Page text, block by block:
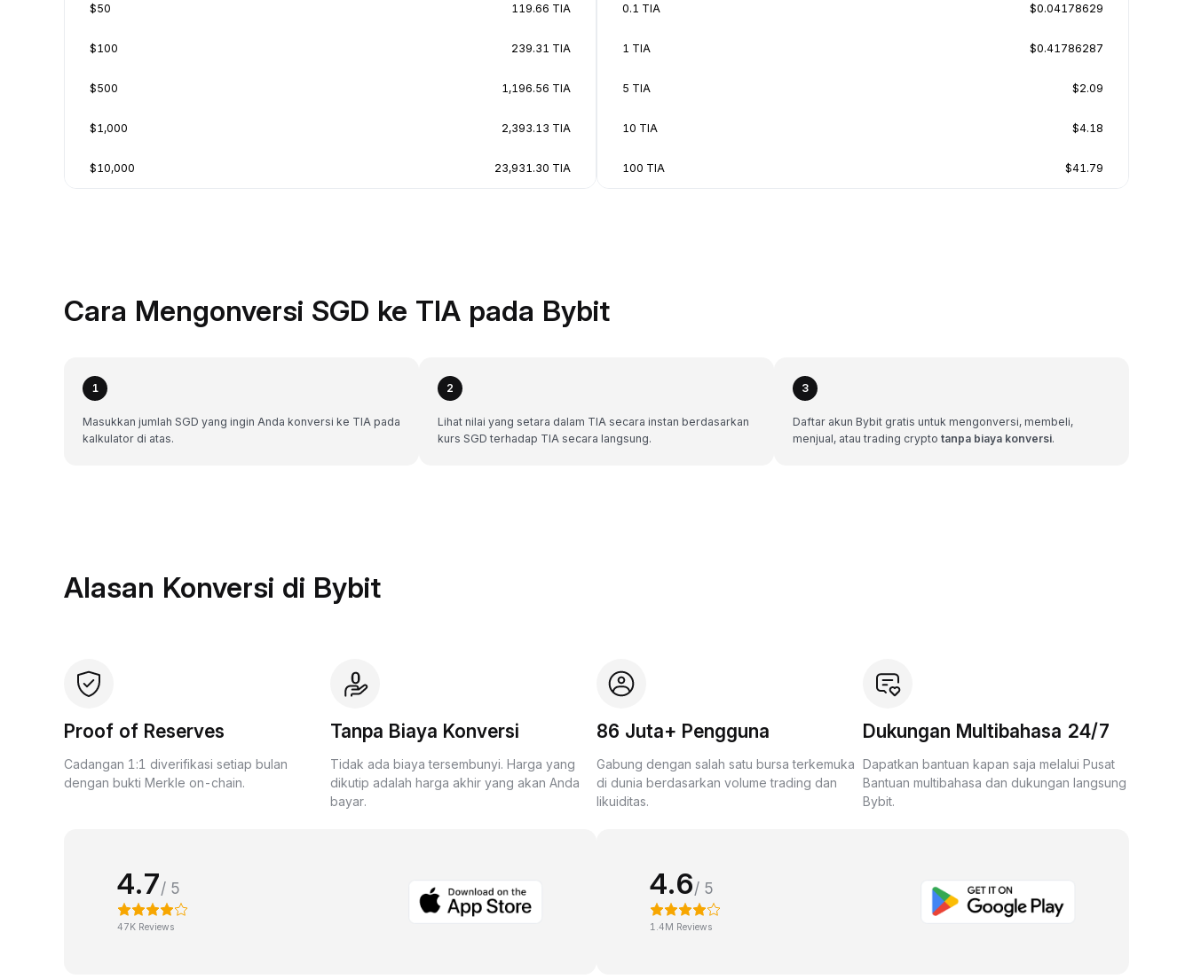
$50 119.66 TIA
$100 239.31 TIA
$500 1,196.56 TIA
$1,000 2,393.13 TIA
$10,000 23,931.30 TIA
0.1 TIA $0.04178629
1 TIA $0.41786287
5 TIA $2.09
10 TIA $4.18
100 TIA $41.79
Cara Mengonversi SGD ke TIA pada Bybit
1
Masukkan jumlah SGD yang ingin Anda konversi ke TIA pada
kalkulator di atas.
2
Lihat nilai yang setara dalam TIA secara instan berdasarkan
kurs SGD terhadap TIA secara langsung.
3
Daftar akun Bybit gratis untuk mengonversi, membeli,
menjual, atau trading crypto tanpa biaya konversi.
Alasan Konversi di Bybit
Proof of Reserves
Cadangan 1:1 diverifikasi setiap bulan
dengan bukti Merkle on-chain.
Tanpa Biaya Konversi
Tidak ada biaya tersembunyi. Harga yang
dikutip adalah harga akhir yang akan Anda
bayar.
86 Juta+ Pengguna
Gabung dengan salah satu bursa terkemuka
di dunia berdasarkan volume trading dan
likuiditas.
Dukungan Multibahasa 24/7
Dapatkan bantuan kapan saja melalui Pusat
Bantuan multibahasa dan dukungan langsung
Bybit.
4.7/ 5
47K Reviews
4.6/ 5
1.4M Reviews